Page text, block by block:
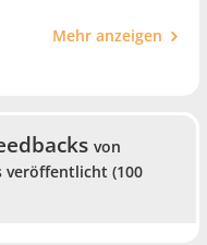
Mehr anzeigen
von
veröffentlicht (100